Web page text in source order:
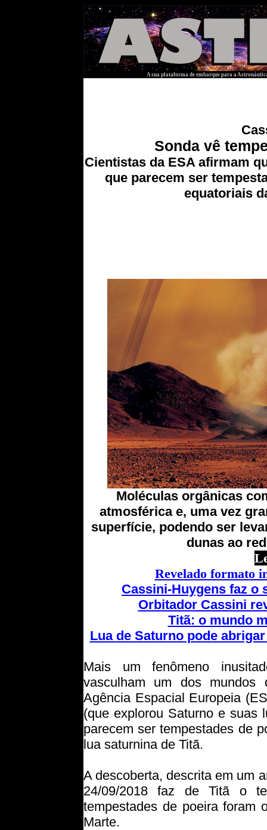
A sua plataforma de embarque para a
Sonda vê
Cientistas da ESA afirmam
que parecem ser
equatoriais
Moléculas orgânicas
atmosférica e, uma vez
superfície, podendo ser
dunas ao
Revelado formato
Cassini-Huygens faz o
Orbitador Cassini
Titã: o mundo
Lua de Saturno pode
Mais um fenômeno
vasculham um dos mundos
Agência Espacial Europeia
(que explorou Saturno e suas
parecem ser tempestades de
lua saturnina de Titã.
A descoberta, descrita em um
24/09/2018 faz de Titã o
tempestades de poeira foram
Marte.